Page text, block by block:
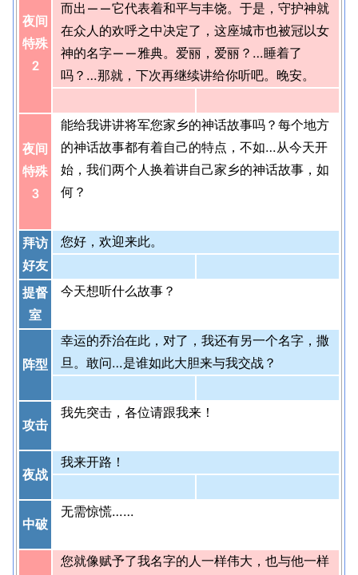
夜间
特殊
2
而出——它代表着和平与丰饶。于是，守护神就
在众人的欢呼之中决定了，这座城市也被冠以女
神的名字——雅典。爱丽，爱丽？…睡着了
吗？…那就，下次再继续讲给你听吧。晚安。
夜间
特殊
3
能给我讲讲将军您家乡的神话故事吗？每个地方
的神话故事都有着自己的特点，不如…从今天开
始，我们两个人换着讲自己家乡的神话故事，如
何？
拜访
好友
您好，欢迎来此。
提督
室
今天想听什么故事？
阵型
幸运的乔治在此，对了，我还有另一个名字，撒
旦。敢问…是谁如此大胆来与我交战？
攻击
我先突击，各位请跟我来！
夜战
我来开路！
中破
无需惊慌……
您就像赋予了我名字的人一样伟大，也与他一样